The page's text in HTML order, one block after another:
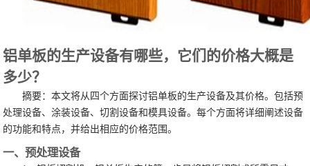
铝单板的生产设备有哪些，它们的价格大概是
多少？
摘要：本文将从四个方面探讨铝单板的生产设备及其价格。包括预
处理设备、涂装设备、切割设备和模具设备。每个方面将详细阐述设备
的功能和特点，并给出相应的价格范围。
一、预处理设备